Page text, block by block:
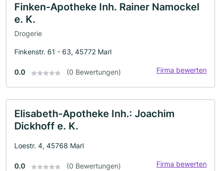
Finken-Apotheke Inh. Rainer Namockel
e. K.
Drogerie
Finkenstr. 61 - 63, 45772 Marl
0.0 (0 Bewertungen) Firma bewerten
Elisabeth-Apotheke Inh.: Joachim
Dickhoff e. K.
Loestr. 4, 45768 Marl
0.0 (0 Bewertungen) Firma bewerten